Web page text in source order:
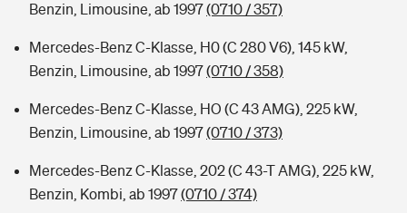
Benzin, Limousine, ab 1997(0710 / 357)
Mercedes-Benz C-Klasse, H0 (C 280 V6), 145 kW,
Benzin, Limousine, ab 1997(0710 / 358)
Mercedes-Benz C-Klasse, HO (C 43 AMG), 225 kW,
Benzin, Limousine, ab 1997(0710 / 373)
Mercedes-Benz C-Klasse, 202 (C 43-T AMG), 225 kW,
Benzin, Kombi, ab 1997(0710 / 374)